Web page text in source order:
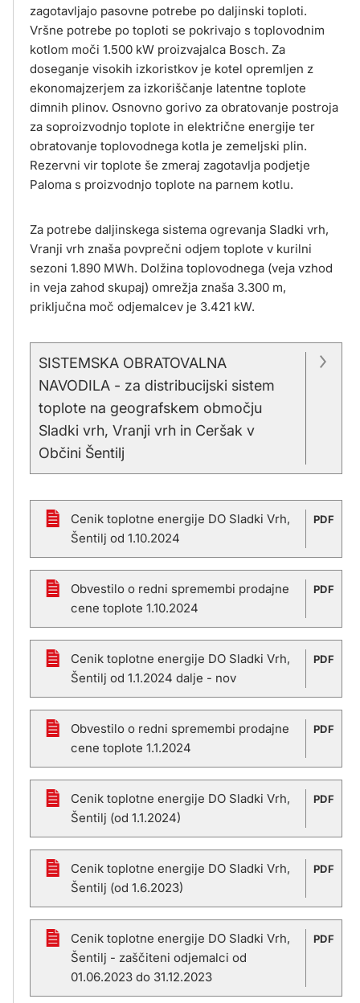
zagotavljajo pasovne potrebe po daljinski toploti.
Vršne potrebe po toploti se pokrivajo s toplovodnim
kotlom moči 1.500 kW proizvajalca Bosch. Za
doseganje visokih izkoristkov je kotel opremljen z
ekonomajzerjem za izkoriščanje latentne toplote
dimnih plinov. Osnovno gorivo za obratovanje postroja
za soproizvodnjo toplote in električne energije ter
obratovanje toplovodnega kotla je zemeljski plin.
Rezervni vir toplote še zmeraj zagotavlja podjetje
Paloma s proizvodnjo toplote na parnem kotlu.
Za potrebe daljinskega sistema ogrevanja Sladki vrh,
Vranji vrh znaša povprečni odjem toplote v kurilni
sezoni 1.890 MWh. Dolžina toplovodnega (veja vzhod
in veja zahod skupaj) omrežja znaša 3.300 m,
priključna moč odjemalcev je 3.421 kW.
SISTEMSKA OBRATOVALNA
NAVODILA - za distribucijski sistem
toplote na geografskem območju
Sladki vrh, Vranji vrh in Ceršak v
Občini Šentilj
Cenik toplotne energije DO Sladki Vrh,
Šentilj od 1.10.2024
PDF
Obvestilo o redni spremembi prodajne
cene toplote 1.10.2024
PDF
Cenik toplotne energije DO Sladki Vrh,
Šentilj od 1.1.2024 dalje - nov
PDF
Obvestilo o redni spremembi prodajne
cene toplote 1.1.2024
PDF
Cenik toplotne energije DO Sladki Vrh,
Šentilj (od 1.1.2024)
PDF
Cenik toplotne energije DO Sladki Vrh,
Šentilj (od 1.6.2023)
PDF
Cenik toplotne energije DO Sladki Vrh,
Šentilj - zaščiteni odjemalci od
01.06.2023 do 31.12.2023
PDF